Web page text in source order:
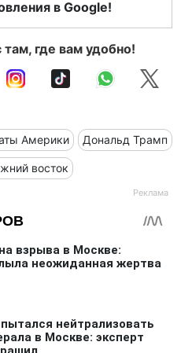
в Google!
где вам удобно!
Америки Дональд Трамп
восток